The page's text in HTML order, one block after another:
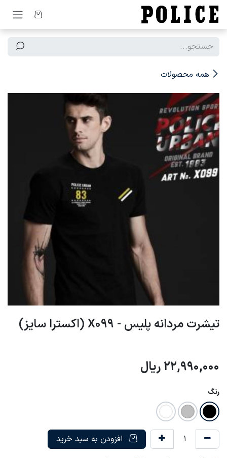
صرف نظر و مشاهده محتوا
همه محصولات
تیشرت مردانه پلیس - X099 (اکسترا سایز)
22,990,000 ریال
رنگ
افزودن به سبد خرید